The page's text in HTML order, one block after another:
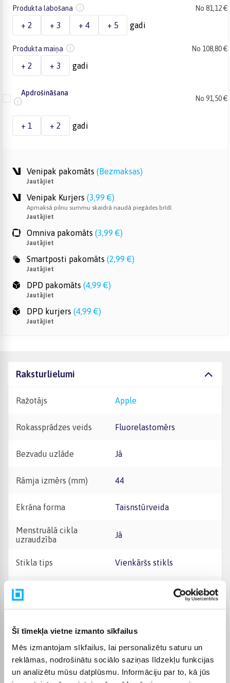
Šī tīmekļa vietne izmanto sīkfailus
Mēs izmantojam sīkfailus, lai personalizētu saturu un
reklāmas, nodrošinātu sociālo saziņas līdzekļu funkcijas
un analizētu mūsu datplūsmu. Informāciju par to, kā jūs
Produkta labošana No 81,12 €
+ 2 + 3 + 4 + 5 gadi
Produkta maiņa No 108,80 €
+ 2 + 3 gadi
Apdrošināšana
No 91,50 €
+ 1 + 2 gadi
Venipak pakomāts (Bezmaksas)
Jautājiet
Venipak Kurjers (3,99 €)
Apmaksā pilnu summu skaidrā naudā piegādes brīdī.
Jautājiet
Omniva pakomāts (3,99 €)
Jautājiet
Smartposti pakomāts (2,99 €)
Jautājiet
DPD pakomāts (4,99 €)
Jautājiet
DPD kurjers (4,99 €)
Jautājiet
Raksturlielumi
Ražotājs Apple
Rokassprādzes veids Fluorelastomērs
Bezvadu uzlāde Jā
Rāmja izmērs (mm) 44
Ekrāna forma Taisnstūrveida
Menstruālā cikla
uzraudzība
Jā
Stikla tips Vienkāršs stikls
Stresa monitorings
Zvana funkcija
Noturība pret ūdeni un
putekļiem
5 ATM